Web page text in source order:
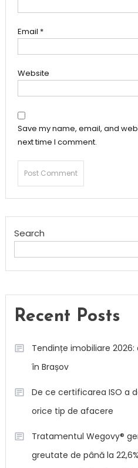
Email *
Website
Save my name, email, and
next time I comment.
Search
Recent Posts
Tendințe imobiliare
în Brașov
De ce certificarea ISO a
orice tip de afacere
Tratamentul Wegovy®
greutate de până la